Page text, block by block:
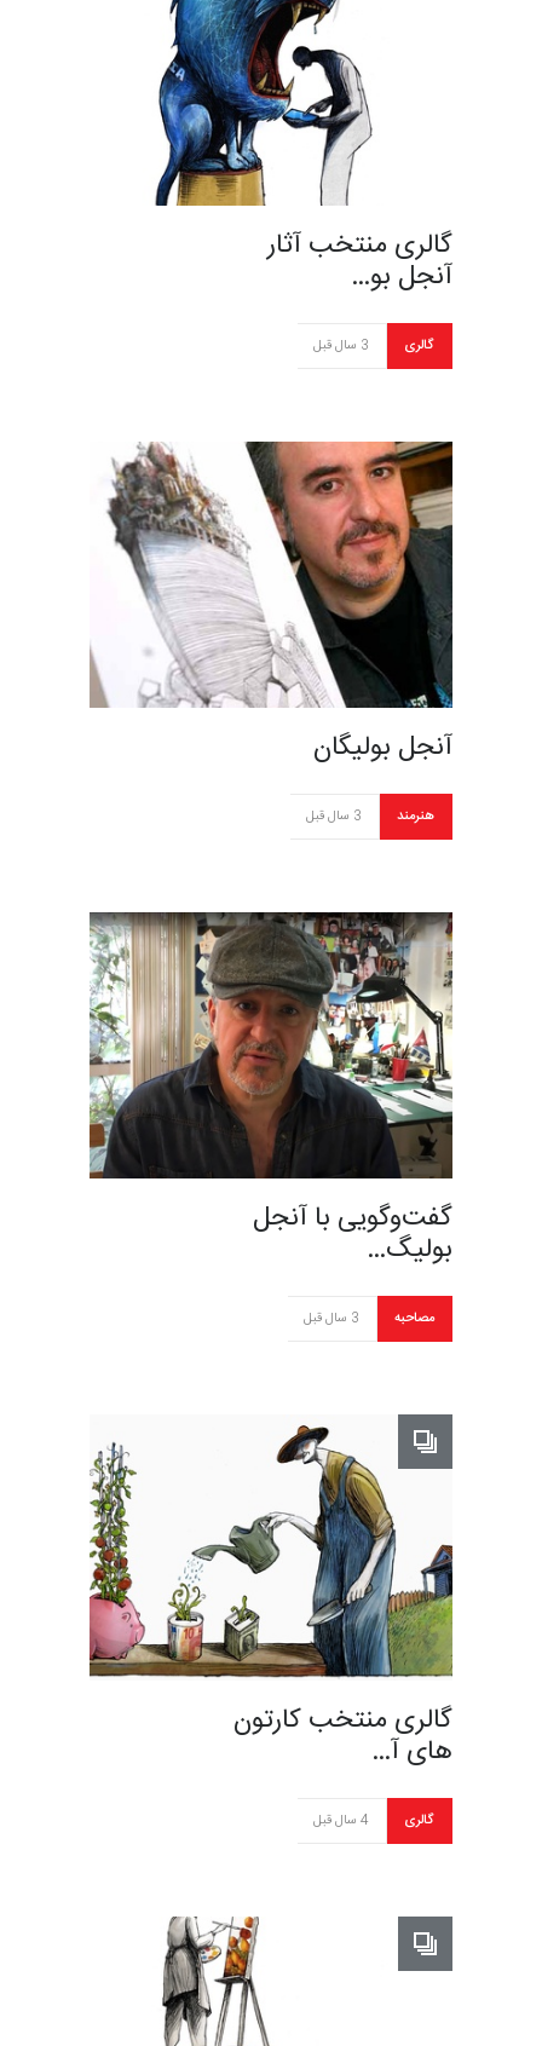
گالری منتخب آثار
آنجل بو…
گالری 3 سال قبل
آنجل بولیگان
هنرمند 3 سال قبل
گفت‌و‌گویی با آنجل
بولیگ…
مصاحبه 3 سال قبل
گالری منتخب کارتون
های آ…
گالری 4 سال قبل